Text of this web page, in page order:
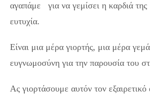
αγαπάμε για να γεμίσει η καρδιά
ευτυχία.
Είναι μια μέρα γιορτής, μια μέρα
ευγνωμοσύνη για την παρουσία του
Ας γιορτάσουμε αυτόν τον